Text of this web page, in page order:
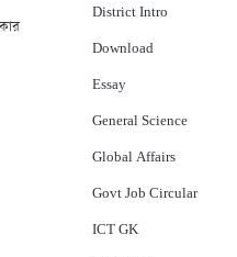
District Intro
Download
Essay
General Science
Global Affairs
Govt Job Circular
ICT GK